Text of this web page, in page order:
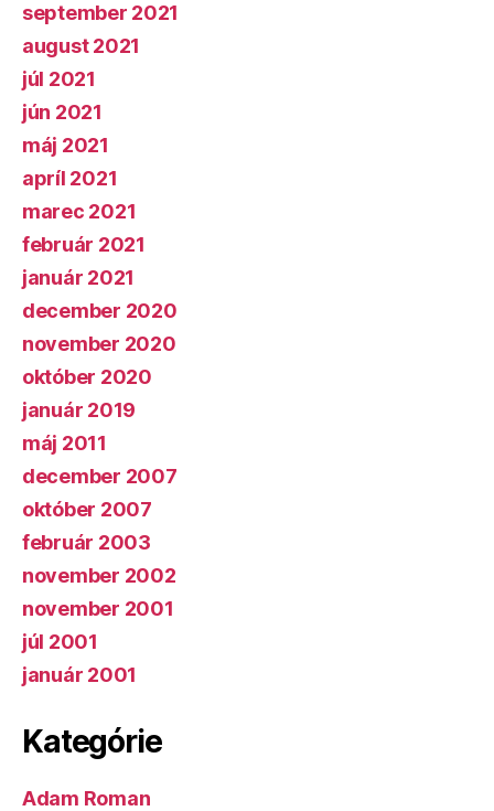
september 2021
august 2021
júl 2021
jún 2021
máj 2021
apríl 2021
marec 2021
február 2021
január 2021
december 2020
november 2020
október 2020
január 2019
máj 2011
december 2007
október 2007
február 2003
november 2002
november 2001
júl 2001
január 2001
Kategórie
Adam Roman